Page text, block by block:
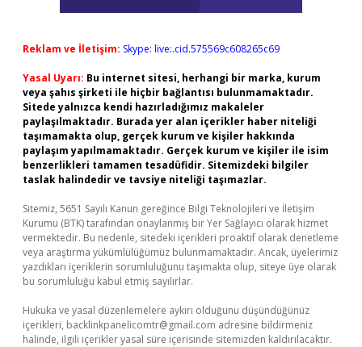
Reklam ve İletişim: Skype: live:.cid.575569c608265c69
Yasal Uyarı: Bu internet sitesi, herhangi bir marka, kurum
veya şahıs şirketi ile hiçbir bağlantısı bulunmamaktadır.
Sitede yalnızca kendi hazırladığımız makaleler
paylaşılmaktadır. Burada yer alan içerikler haber niteliği
taşımamakta olup, gerçek kurum ve kişiler hakkında
paylaşım yapılmamaktadır. Gerçek kurum ve kişiler ile isim
benzerlikleri tamamen tesadüfidir. Sitemizdeki bilgiler
taslak halindedir ve tavsiye niteliği taşımazlar.
Sitemiz, 5651 Sayılı Kanun gereğince Bilgi Teknolojileri ve İletişim
Kurumu (BTK) tarafından onaylanmış bir Yer Sağlayıcı olarak hizmet
vermektedir. Bu nedenle, sitedeki içerikleri proaktif olarak denetleme
veya araştırma yükümlülüğümüz bulunmamaktadır. Ancak, üyelerimiz
yazdıkları içeriklerin sorumluluğunu taşımakta olup, siteye üye olarak
bu sorumluluğu kabul etmiş sayılırlar.
Hukuka ve yasal düzenlemelere aykırı olduğunu düşündüğünüz
içerikleri, backlinkpanelicomtr@gmail.com adresine bildirmeniz
halinde, ilgili içerikler yasal süre içerisinde sitemizden kaldırılacaktır.